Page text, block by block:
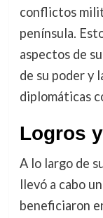
conflictos
península.
aspectos de
de su poder y
diplomáticas
Logros
A lo largo de
llevó a cabo
beneficiaron